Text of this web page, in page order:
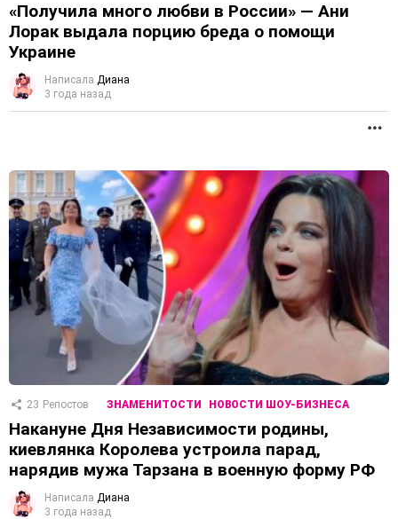
«Получила много любви в России» — Ани
Лорак выдала порцию бреда о помощи
Украине
Написала Диана
3 года назад
23 Репостов ЗНАМЕНИТОСТИ НОВОСТИ ШОУ-БИЗНЕСА
Накануне Дня Независимости родины,
киевлянка Королева устроила парад,
нарядив мужа Тарзана в военную форму РФ
Написала Диана
3 года назад